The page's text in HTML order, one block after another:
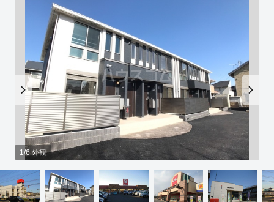
1/6 外観